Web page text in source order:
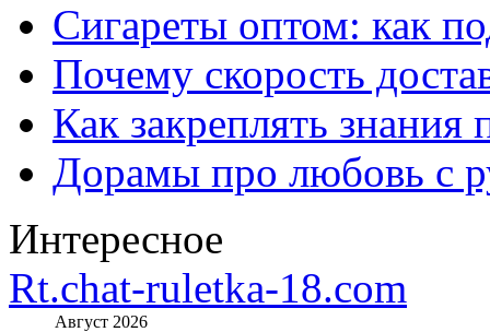
Сигареты оптом: как
Почему скорость
Как закреплять знания
Дорамы про любовь с
Интересное
Rt.chat-ruletka-18.com
Август 2026